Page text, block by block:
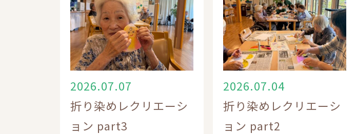
2026.07.07
折り染めレクリエーシ
ョン part3
2026.07.04
折り染めレクリエーシ
ョン part2